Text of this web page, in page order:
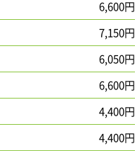
6,600円
7,150円
6,050円
6,600円
4,400円
4,400円